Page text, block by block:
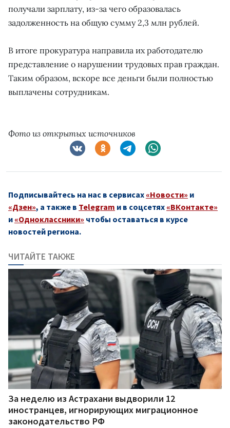
получали зарплату, из-за чего образовалась
задолженность на общую сумму 2,3 млн рублей.
В итоге прокуратура направила их работодателю
представление о нарушении трудовых прав граждан.
Таким образом, вскоре все деньги были полностью
выплачены сотрудникам.
Фото из открытых источников
Подписывайтесь на нас в сервисах «Новости» и
«Дзен», а также в Telegram и в соцсетях «ВКонтакте»
и «Одноклассники» чтобы оставаться в курсе
новостей региона.
ЧИТАЙТЕ ТАКЖЕ
За неделю из Астрахани выдворили 12
иностранцев, игнорирующих миграционное
законодательство РФ